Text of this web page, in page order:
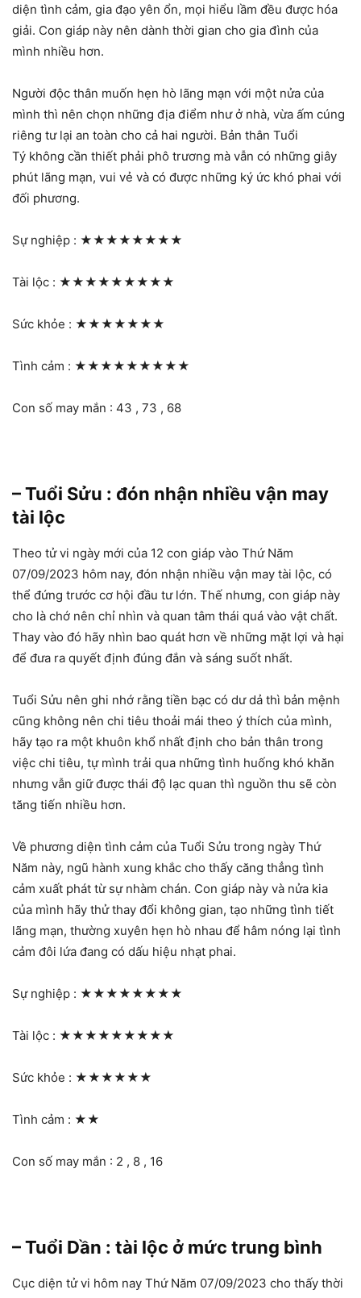
diện tình cảm, gia đạo yên ổn, mọi hiểu lầm đều được hóa
giải. Con giáp này nên dành thời gian cho gia đình của
mình nhiều hơn.
Người độc thân muốn hẹn hò lãng mạn với một nửa của
mình thì nên chọn những địa điểm như ở nhà, vừa ấm cúng
riêng tư lại an toàn cho cả hai người. Bản thân Tuổi
Tý không cần thiết phải phô trương mà vẫn có những giây
phút lãng mạn, vui vẻ và có được những ký ức khó phai với
đối phương.
Sự nghiệp : ★★★★★★★★
Tài lộc : ★★★★★★★★★
Sức khỏe : ★★★★★★★
Tình cảm : ★★★★★★★★★
Con số may mắn : 43 , 73 , 68
– Tuổi Sửu : đón nhận nhiều vận may
tài lộc
Theo tử vi ngày mới của 12 con giáp vào Thứ Năm
07/09/2023 hôm nay, đón nhận nhiều vận may tài lộc, có
thể đứng trước cơ hội đầu tư lớn. Thế nhưng, con giáp này
cho là chớ nên chỉ nhìn và quan tâm thái quá vào vật chất.
Thay vào đó hãy nhìn bao quát hơn về những mặt lợi và hại
để đưa ra quyết định đúng đắn và sáng suốt nhất.
Tuổi Sửu nên ghi nhớ rằng tiền bạc có dư dả thì bản mệnh
cũng không nên chi tiêu thoải mái theo ý thích của mình,
hãy tạo ra một khuôn khổ nhất định cho bản thân trong
việc chi tiêu, tự mình trải qua những tình huống khó khăn
nhưng vẫn giữ được thái độ lạc quan thì nguồn thu sẽ còn
tăng tiến nhiều hơn.
Về phương diện tình cảm của Tuổi Sửu trong ngày Thứ
Năm này, ngũ hành xung khắc cho thấy căng thẳng tình
cảm xuất phát từ sự nhàm chán. Con giáp này và nửa kia
của mình hãy thử thay đổi không gian, tạo những tình tiết
lãng mạn, thường xuyên hẹn hò nhau để hâm nóng lại tình
cảm đôi lứa đang có dấu hiệu nhạt phai.
Sự nghiệp : ★★★★★★★★
Tài lộc : ★★★★★★★★★
Sức khỏe : ★★★★★★
Tình cảm : ★★
Con số may mắn : 2 , 8 , 16
– Tuổi Dần : tài lộc ở mức trung bình
Cục diện tử vi hôm nay Thứ Năm 07/09/2023 cho thấy thời